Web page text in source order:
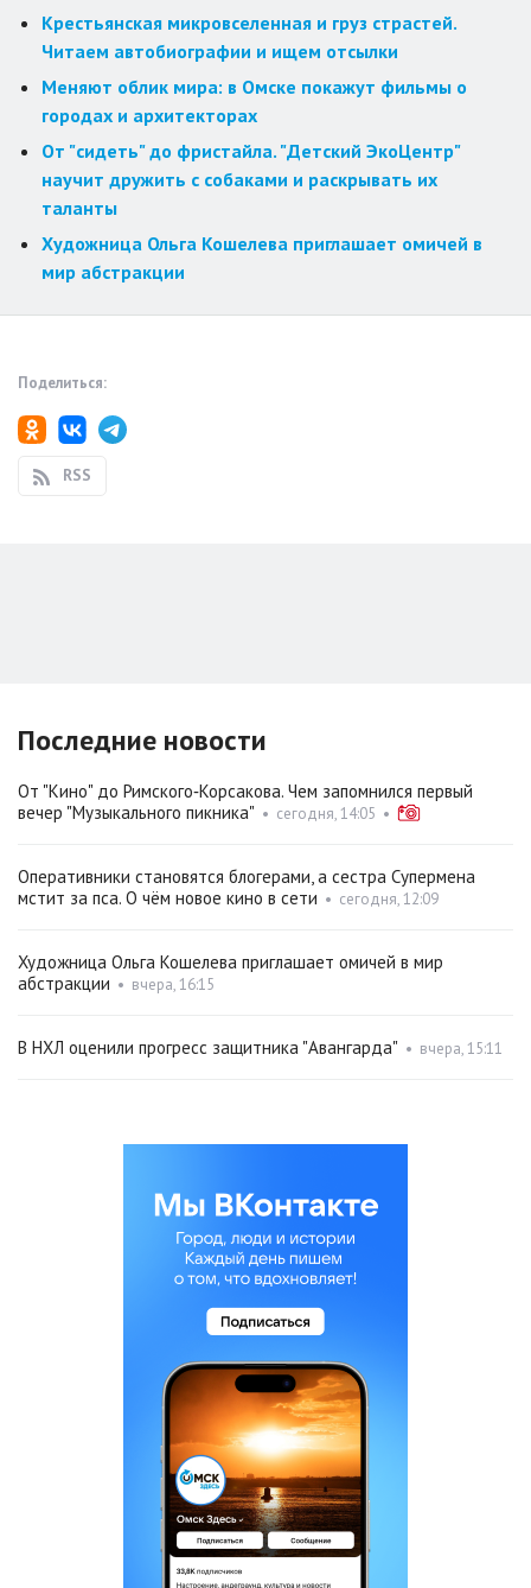
Крестьянская микровселенная и груз страстей.
Читаем автобиографии и ищем отсылки
Меняют облик мира: в Омске покажут фильмы о
городах и архитекторах
От "сидеть" до фристайла. "Детский ЭкоЦентр"
научит дружить с собаками и раскрывать их
таланты
Художница Ольга Кошелева приглашает омичей в
мир абстракции
Поделиться:
RSS
Последние новости
От "Кино" до Римского‑Корсакова. Чем запомнился первый
вечер "Музыкального пикника" • сегодня, 14:05 •
Оперативники становятся блогерами, а сестра Супермена
мстит за пса. О чём новое кино в сети • сегодня, 12:09
Художница Ольга Кошелева приглашает омичей в мир
абстракции • вчера, 16:15
В НХЛ оценили прогресс защитника "Авангарда" • вчера, 15:11